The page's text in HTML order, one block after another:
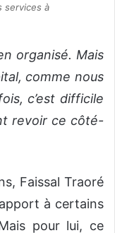
services à
organisé. Mais
comme nous
c’est difficile
revoir ce côté-
Faissal Traoré
à certains
pour lui, ce